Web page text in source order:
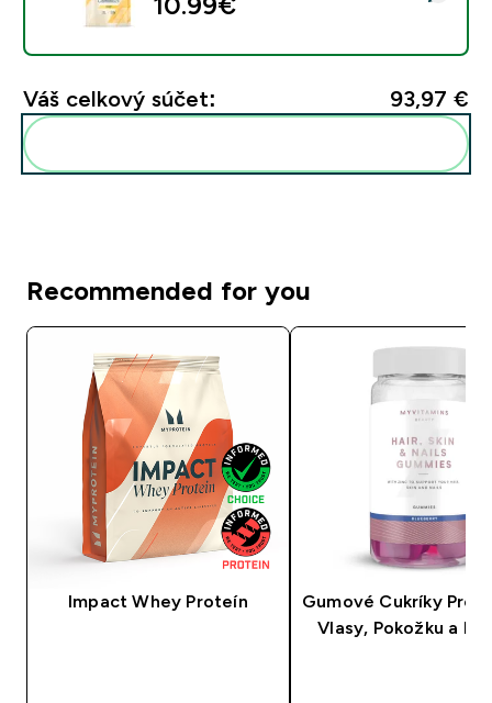
Váš celkový súčet: 93,97 €‎
Recommended for you
Impact Whey Proteín
Gumové Cukríky Pre
Vlasy, Pokožku a